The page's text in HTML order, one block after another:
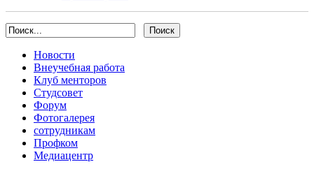
Новости
Внеучебная работа
Клуб менторов
Студсовет
Форум
Фотогалерея
сотрудникам
Профком
Медиацентр